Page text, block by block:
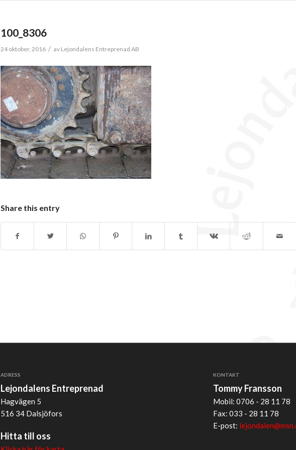
100_8306
24 oktober, 2016 / av Lejondalens Entreprenad AB
Share this entry
ADRESS
Lejondalens Entreprenad
Hagvägen 5
516 34 Dalsjöfors
Hitta till oss
KONTAKT
Tommy Fransson
Mobil: 0706 - 28 11 78
Fax: 033 - 28 11 78
E-post: